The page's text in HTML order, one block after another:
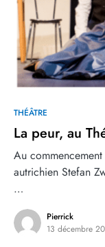
THÉÂTRE
La peur, au
Au
autrichien Stefan
…
Pierrick
13 décembre